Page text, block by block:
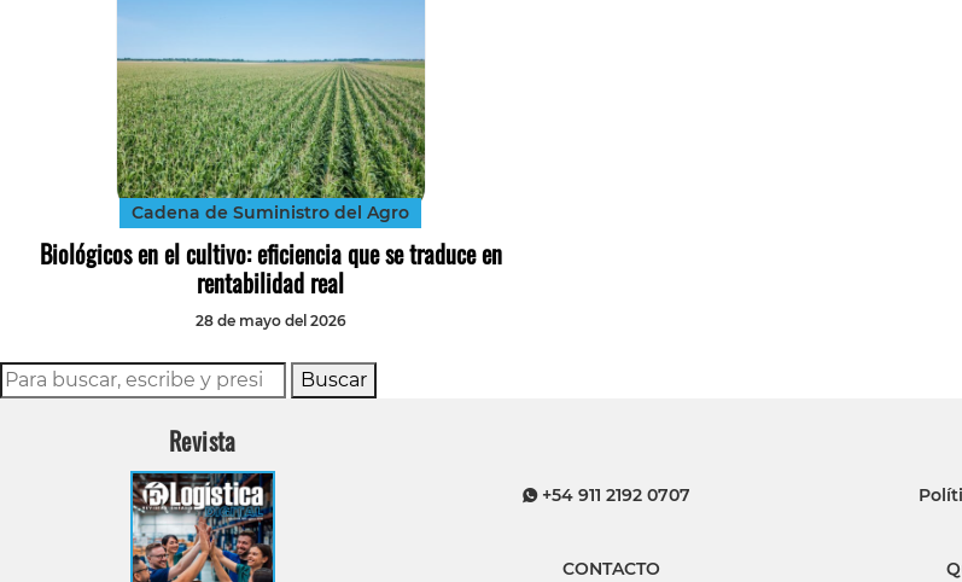
Cadena de Suministro del Agro
Biológicos en el cultivo: eficiencia que se traduce en
rentabilidad real
28 de mayo del 2026
Buscar
Revista
+54 911 2192 0707
CONTACTO